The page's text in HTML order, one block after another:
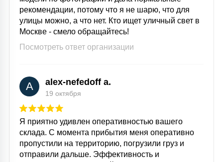
рекомендации, потому что я не шарю, что для
улицы можно, а что нет. Кто ищет уличный свет в
Москве - смело обращайтесь!
Посмотреть ответ организации
A alex-nefedoff a.
19 октября
Я приятно удивлен оперативностью вашего
склада. С момента прибытия меня оперативно
пропустили на территорию, погрузили груз и
отправили дальше. Эффективность и